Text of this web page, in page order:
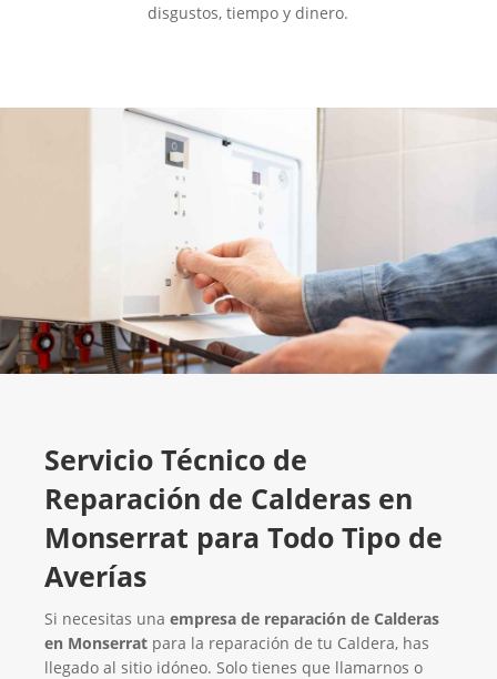
disgustos, tiempo y dinero.
Servicio Técnico de
Reparación de Calderas en
Monserrat para Todo Tipo de
Averías
Si necesitas una empresa de reparación de Calderas
en Monserrat para la reparación de tu Caldera, has
llegado al sitio idóneo. Solo tienes que llamarnos o